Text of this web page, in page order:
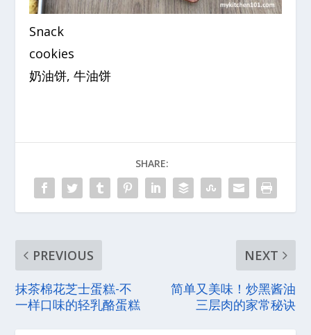
Snack
cookies
奶油饼, 牛油饼
SHARE:
PREVIOUS
抹茶棉花芝士蛋糕-不
一样口味的轻乳酪蛋糕
NEXT
简单又美味！炒黑酱油
三层肉的家常秘诀